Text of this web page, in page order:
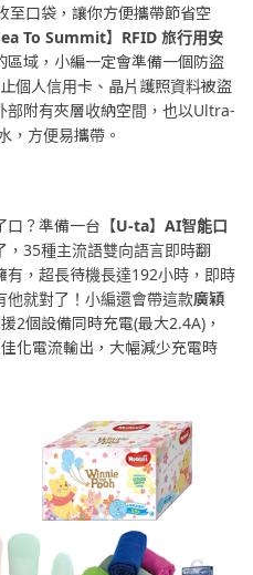
至口袋，讓你方便攜帶節省空
To Summit】 RFID 旅行用安
區域，小編一定會準備一個防盜
個人信用卡、晶片護照資料被盜
部附有夾層收納空間，也以Ultra-
，方便易攜帶。
口？準備一台 【U-ta】AI智能口
，35種主流語雙向語言即時翻
，超長待機長達192小時，即時
他就對了！小編還會帶這款廣穎
2個設備同時充電(最大2.4A)，
化電流輸出，大幅減少充電時